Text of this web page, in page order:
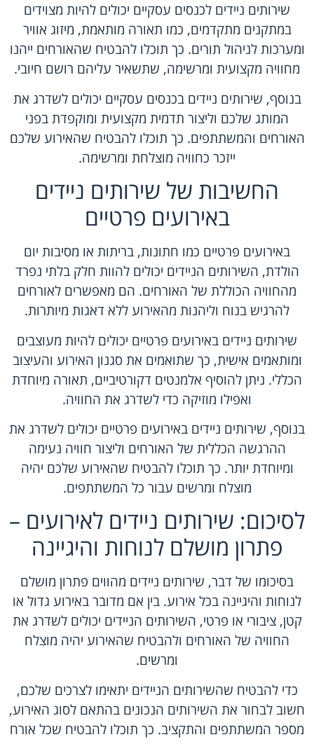
שירותים ניידים לכנסים עסקיים יכולים להיות מצוידים
במתקנים מתקדמים, כמו תאורה מותאמת, מיזוג אוויר
ומערכות לניהול תורים. כך תוכלו להבטיח שהאורחים ייהנו
מחוויה מקצועית ומרשימה, שתשאיר עליהם רושם חיובי.
בנוסף, שירותים ניידים בכנסים עסקיים יכולים לשדרג את
המותג שלכם וליצור תדמית מקצועית ומוקפדת בפני
האורחים והמשתתפים. כך תוכלו להבטיח שהאירוע שלכם
ייזכר כחוויה מוצלחת ומרשימה.
החשיבות של שירותים ניידים
באירועים פרטיים
באירועים פרטיים כמו חתונות, בריתות או מסיבות יום
הולדת, השירותים הניידים יכולים להוות חלק בלתי נפרד
מהחוויה הכוללת של האורחים. הם מאפשרים לאורחים
להרגיש בנוח וליהנות מהאירוע ללא דאגות מיותרות.
שירותים ניידים באירועים פרטיים יכולים להיות מעוצבים
ומותאמים אישית, כך שתואמים את סגנון האירוע והעיצוב
הכללי. ניתן להוסיף אלמנטים דקורטיביים, תאורה מיוחדת
ואפילו מוזיקה כדי לשדרג את החוויה.
בנוסף, שירותים ניידים באירועים פרטיים יכולים לשדרג את
ההרגשה הכללית של האורחים וליצור חוויה נעימה
ומיוחדת יותר. כך תוכלו להבטיח שהאירוע שלכם יהיה
מוצלח ומרשים עבור כל המשתתפים.
לסיכום: שירותים ניידים לאירועים –
פתרון מושלם לנוחות והיגיינה
בסיכומו של דבר, שירותים ניידים מהווים פתרון מושלם
לנוחות והיגיינה בכל אירוע. בין אם מדובר באירוע גדול או
קטן, ציבורי או פרטי, השירותים הניידים יכולים לשדרג את
החוויה של האורחים ולהבטיח שהאירוע יהיה מוצלח
ומרשים.
כדי להבטיח שהשירותים הניידים יתאימו לצרכים שלכם,
חשוב לבחור את השירותים הנכונים בהתאם לסוג האירוע,
מספר המשתתפים והתקציב. כך תוכלו להבטיח שכל אורח